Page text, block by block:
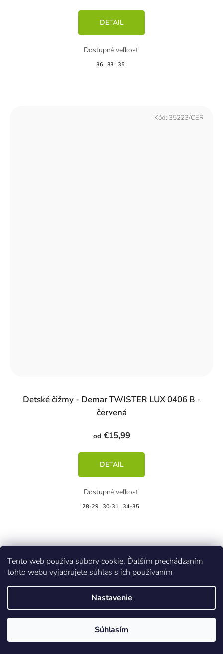
Tento web používa súbory cookie. Ďalším prechádzaním
tohto webu vyjadrujete súhlas s ich používaním
Nastavenie
Súhlasím
DETAIL
36 33 35
Detské čižmy - Demar TWISTER LUX 0406 B -
červená
od€15,99
DETAIL
28-29 30-31 34-35
Kód: 35223/CER
Kód:32217/RUZ